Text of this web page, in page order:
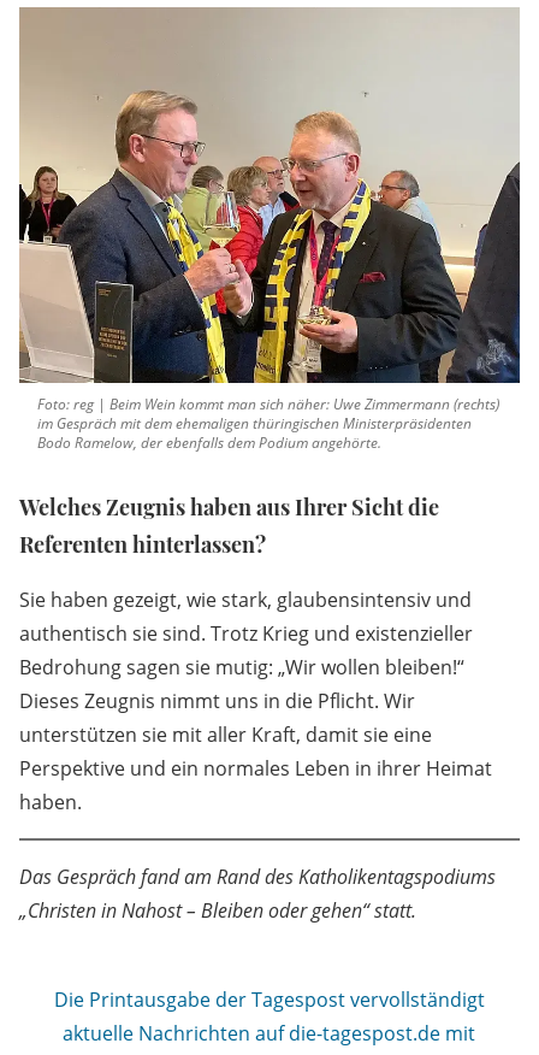
Foto: reg | Beim Wein kommt man sich näher: Uwe Zimmermann (rechts)
im Gespräch mit dem ehemaligen thüringischen Ministerpräsidenten
Bodo Ramelow, der ebenfalls dem Podium angehörte.
Welches Zeugnis haben aus Ihrer Sicht die
Referenten hinterlassen?
Sie haben gezeigt, wie stark, glaubensintensiv und
authentisch sie sind. Trotz Krieg und existenzieller
Bedrohung sagen sie mutig: „Wir wollen bleiben!“
Dieses Zeugnis nimmt uns in die Pflicht. Wir
unterstützen sie mit aller Kraft, damit sie eine
Perspektive und ein normales Leben in ihrer Heimat
haben.
Das Gespräch fand am Rand des Katholikentagspodiums
„Christen in Nahost – Bleiben oder gehen“ statt.
Die Printausgabe der Tagespost vervollständigt
aktuelle Nachrichten auf die-tagespost.de mit